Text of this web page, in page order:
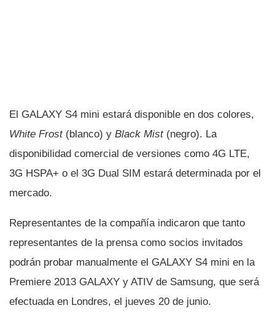
El GALAXY S4 mini estará disponible en dos colores,
White Frost(blanco) y Black Mist(negro). La
disponibilidad comercial de versiones como 4G LTE,
3G HSPA+ o el 3G Dual SIM estará determinada por el
mercado.
Representantes de la compañí­a indicaron que tanto
representantes de la prensa como socios invitados
podrán probar manualmente el GALAXY S4 mini en la
Premiere 2013 GALAXY y ATIV de Samsung, que será
efectuada en Londres, el jueves 20 de junio.